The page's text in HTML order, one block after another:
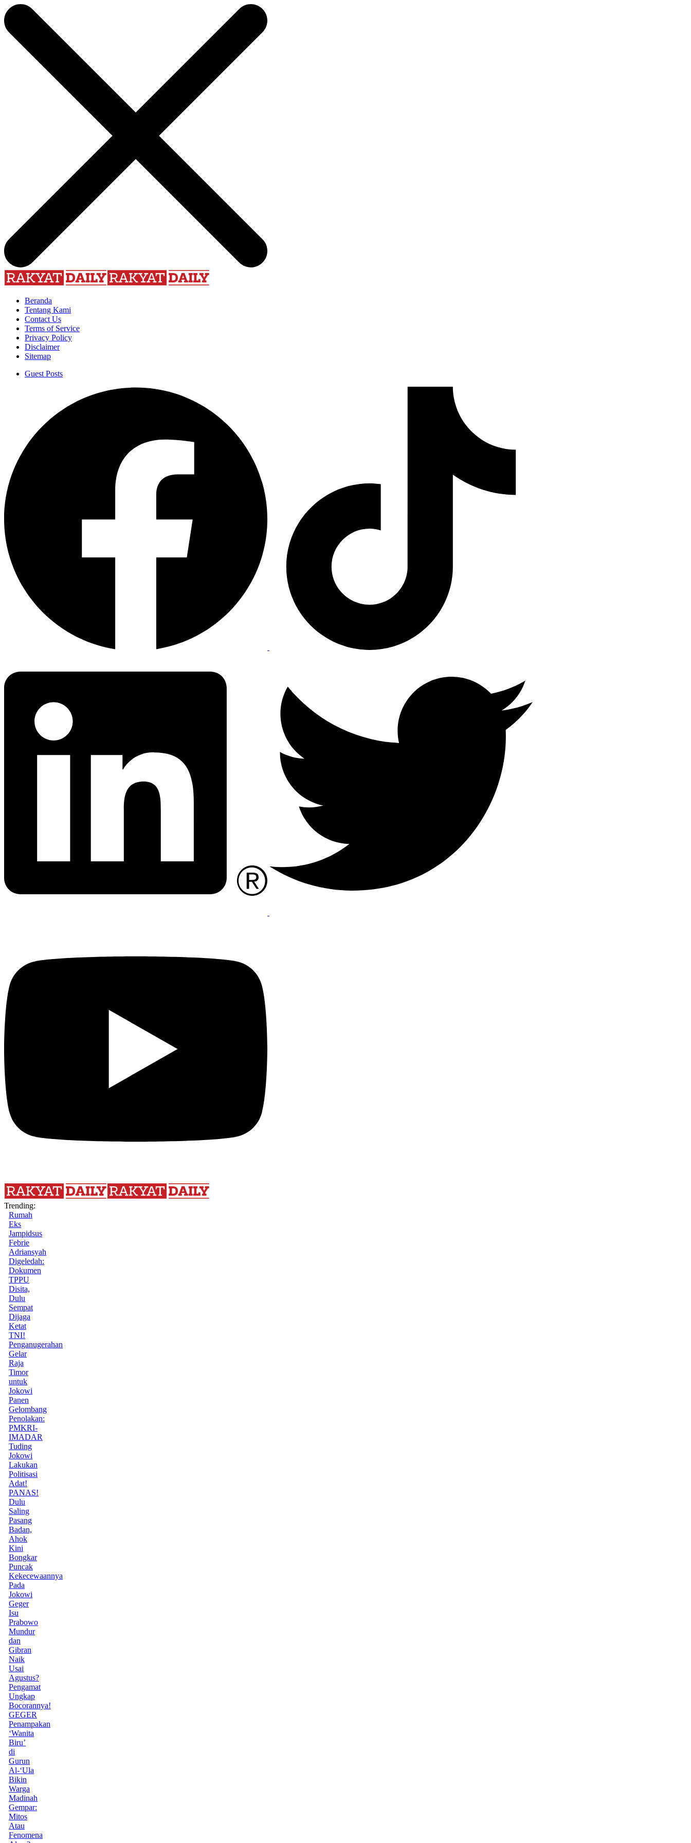
Beranda
Tentang Kami
Contact Us
Terms of Service
Privacy Policy
Disclaimer
Sitemap
Guest Posts
Trending:
Rumah
Eks
Jampidsus
Febrie
Adriansyah
Digeledah:
Dokumen
TPPU
Disita,
Dulu
Sempat
Dijaga
Ketat
TNI!
Penganugerahan
Gelar
Raja
Timor
untuk
Jokowi
Panen
Gelombang
Penolakan:
PMKRI-
IMADAR
Tuding
Jokowi
Lakukan
Politisasi
Adat!
PANAS!
Dulu
Saling
Pasang
Badan,
Ahok
Kini
Bongkar
Puncak
Kekecewaannya
Pada
Jokowi
Geger
Isu
Prabowo
Mundur
dan
Gibran
Naik
Usai
Agustus?
Pengamat
Ungkap
Bocorannya!
GEGER
Penampakan
‘Wanita
Biru’
di
Gurun
Al-‘Ula
Bikin
Warga
Madinah
Gempar:
Mitos
Atau
Fenomena